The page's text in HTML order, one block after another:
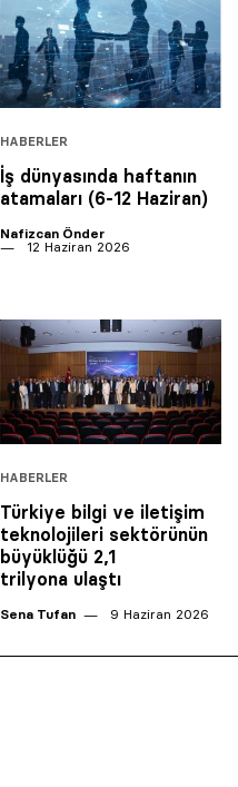
HABERLER
İş dünyasında haftanın
atamaları (6-12 Haziran)
Nafizcan Önder
12 Haziran 2026
HABERLER
Türkiye bilgi ve iletişim
teknolojileri sektörünün
büyüklüğü 2,1
trilyona ulaştı
Sena Tufan 9 Haziran 2026